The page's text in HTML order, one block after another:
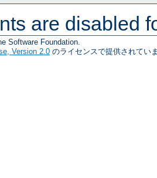
are disabled
Software Foundation.
Version 2.0 のライセンスで提供されてい